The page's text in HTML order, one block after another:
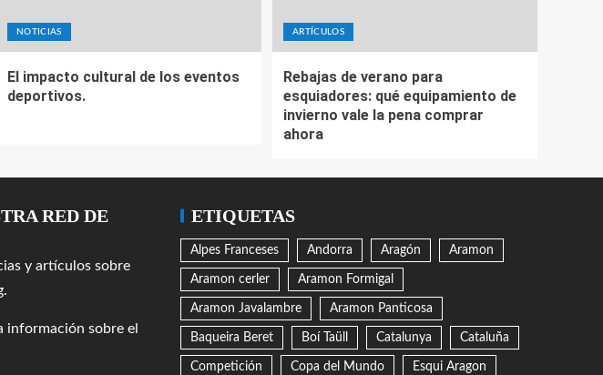
NOTICIAS
El impacto cultural de los eventos
deportivos.
ARTÍCULOS
Rebajas de verano para
esquiadores: qué equipamiento de
invierno vale la pena comprar
ahora
RED DE
y artículos sobre
información sobre el
ETIQUETAS
Alpes Franceses Andorra Aragón Aramon
Aramon cerler Aramon Formigal
Aramon Javalambre Aramon Panticosa
Baqueira Beret Boí Taüll Catalunya Cataluña
Competición Copa del Mundo Esqui Aragon